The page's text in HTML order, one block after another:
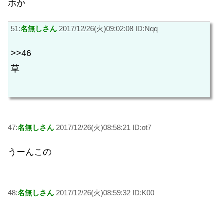
ホか
51:名無しさん 2017/12/26(火)09:02:08 ID:Nqq
>>46
草
47:名無しさん 2017/12/26(火)08:58:21 ID:ot7
うーんこの
48:名無しさん 2017/12/26(火)08:59:32 ID:K00